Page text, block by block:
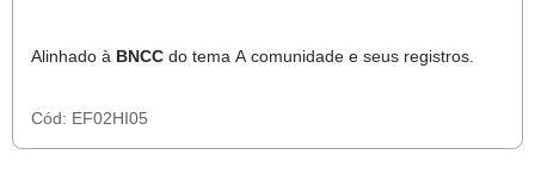
Alinhado à BNCC do tema A comunidade e seus registros.
Cód: EF02HI05